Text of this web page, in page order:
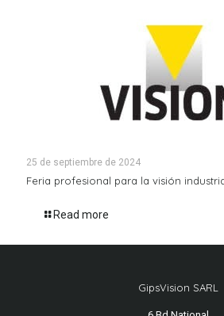
25 de septiembre de 2024
Feria profesional para la visión
Read more
GipsVision SARL